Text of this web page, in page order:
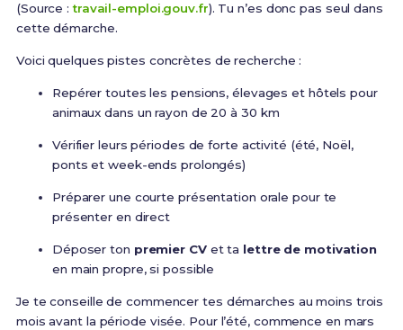
(Source :travail-emploi.gouv.fr). Tu n’es donc pas seul dans
cette démarche.
Voici quelques pistes concrètes de recherche :
Repérer toutes les pensions, élevages et hôtels pour
animaux dans un rayon de 20 à 30 km
Vérifier leurs périodes de forte activité (été, Noël,
ponts et week-ends prolongés)
Préparer une courte présentation orale pour te
présenter en direct
Déposer ton premier CVet ta lettre de motivation
en main propre, si possible
Je te conseille de commencer tes démarches au moins trois
mois avant la période visée. Pour l’été, commence en mars